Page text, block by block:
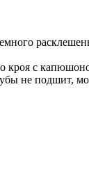
кроя с
не подшит,